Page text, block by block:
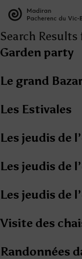
Search Results
Garden party
Le grand
Les Estivales
Les jeudis de
Les jeudis de
Les jeudis de
Visite des
Randonnées